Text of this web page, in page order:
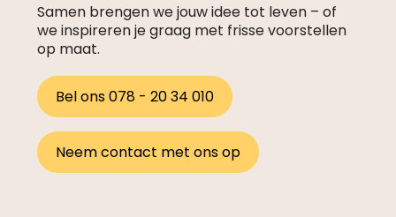
Samen brengen we jouw idee tot leven – of
we inspireren je graag met frisse voorstellen
op maat.
Bel ons 078 - 20 34 010
Neem contact met ons op